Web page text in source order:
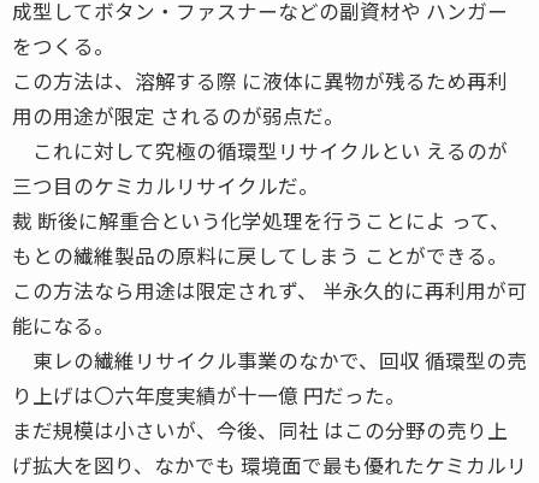
成型してボタン・ファスナーなどの副資材や ハンガー
をつくる。
この方法は、溶解する際 に液体に異物が残るため再利
用の用途が限定 されるのが弱点だ。
これに対して究極の循環型リサイクルとい えるのが
三つ目のケミカルリサイクルだ。
裁 断後に解重合という化学処理を行うことによ って、
もとの繊維製品の原料に戻してしまう ことができる。
この方法なら用途は限定されず、 半永久的に再利用が可
能になる。
東レの繊維リサイクル事業のなかで、回収 循環型の売
り上げは〇六年度実績が十一億 円だった。
まだ規模は小さいが、今後、同社 はこの分野の売り上
げ拡大を図り、なかでも 環境面で最も優れたケミカルリ